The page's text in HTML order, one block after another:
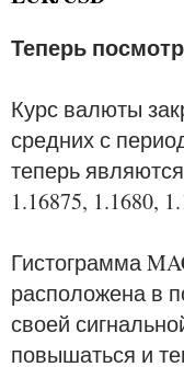
Теперь
Курс валюты
средних с
теперь
1.16875, 1.1680,
Гистограмма
расположена в
своей
повышаться и